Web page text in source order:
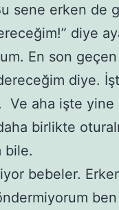
sene erken de
diye
En son
diye.
Ve aha işte yine
birlikte
bile.
bebeler.